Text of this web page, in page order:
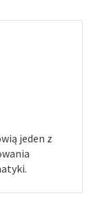
jeden z